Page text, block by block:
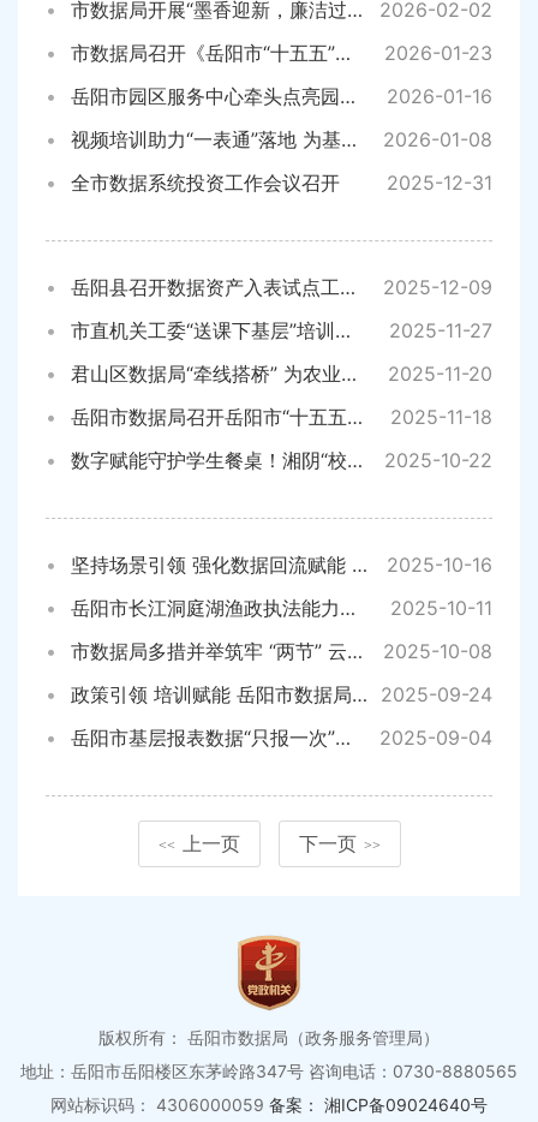
市数据局开展“墨香迎新，廉洁过年”送春联活动
2026-02-02
市数据局召开《岳阳市“十五五”数字经济发展规划》征求意见座谈会
2026-01-23
岳阳市园区服务中心牵头点亮园区“暖心灯”，协同照亮企业“发展路”
2026-01-16
视频培训助力“一表通”落地 为基层减负按下“快进键”
2026-01-08
全市数据系统投资工作会议召开
2025-12-31
岳阳县召开数据资产入表试点工作启动会
2025-12-09
市直机关工委“送课下基层”培训班走进岳阳市数据局
2025-11-27
君山区数据局“牵线搭桥” 为农业数字化探路
2025-11-20
岳阳市数据局召开岳阳市“十五五”数字经济发展规划开题论证会
2025-11-18
数字赋能守护学生餐桌！湘阴“校园食品安全AI治理中枢”斩获全省一等奖
2025-10-22
坚持场景引领 强化数据回流赋能 为全市数字化转型提供坚实支撑
2025-10-16
岳阳市长江洞庭湖渔政执法能力提升项目委托建设协议正式签署
2025-10-11
市数据局多措并举筑牢 “两节” 云、网安全防线
2025-10-08
政策引领 培训赋能 岳阳市数据局组织召开数据资源登记业务培训会
2025-09-24
岳阳市基层报表数据“只报一次”试点工作全面启动
2025-09-04
<< 上一页 下一页 >>
版权所有： 岳阳市数据局（政务服务管理局）
地址：岳阳市岳阳楼区东茅岭路347号 咨询电话：0730-8880565
网站标识码： 4306000059 备案： 湘ICP备09024640号